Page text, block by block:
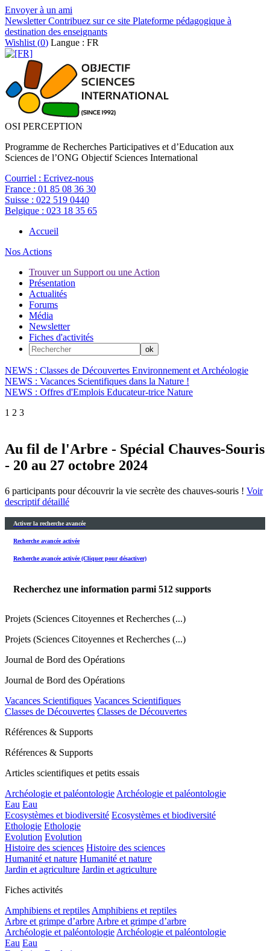
Envoyer à un ami
NewsletterContribuez sur ce site Plateforme pédagogique à
destination des enseignants
Wishlist (0) Langue : FR
OSI PERCEPTION
Programme de Recherches Participatives et d’Education aux
Sciences de l’ONG Objectif Sciences International
Courriel : Ecrivez-nous
France : 01 85 08 36 30
Suisse : 022 519 0440
Belgique : 023 18 35 65
Accueil
Nos Actions
Trouver un Support ou une Action
Présentation
Actualités
Forums
Média
Newsletter
Fiches d'activités
NEWS : Classes de Découvertes Environnement et Archéologie
NEWS : Vacances Scientifiques dans la Nature !
NEWS : Offres d'Emplois Educateur-trice Nature
1 2 3
Au fil de l'Arbre - Spécial Chauves-Souris
- 20 au 27 octobre 2024
6 participants pour découvrir la vie secrète des chauves-souris ! Voir
descriptif détaillé
Activer la recherche avancée
Recherche avancée activée
Recherche avancée activée (Cliquer pour désactiver)
Recherchez une information parmi 512 supports
Projets (Sciences Citoyennes et Recherches (...)
Projets (Sciences Citoyennes et Recherches (...)
Journal de Bord des Opérations
Journal de Bord des Opérations
Vacances Scientifiques Vacances Scientifiques
Classes de Découvertes Classes de Découvertes
Références & Supports
Références & Supports
Articles scientifiques et petits essais
Archéologie et paléontologie Archéologie et paléontologie
Eau Eau
Ecosystèmes et biodiversité Ecosystèmes et biodiversité
Ethologie Ethologie
Evolution Evolution
Histoire des sciences Histoire des sciences
Humanité et nature Humanité et nature
Jardin et agriculture Jardin et agriculture
Fiches activités
Amphibiens et reptiles Amphibiens et reptiles
Arbre et grimpe d’arbre Arbre et grimpe d’arbre
Archéologie et paléontologie Archéologie et paléontologie
Eau Eau